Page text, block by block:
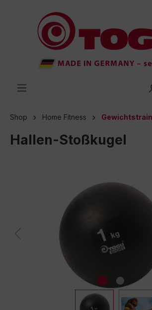
springen
Shop Home Fitness
Hallen-Stoßkugel